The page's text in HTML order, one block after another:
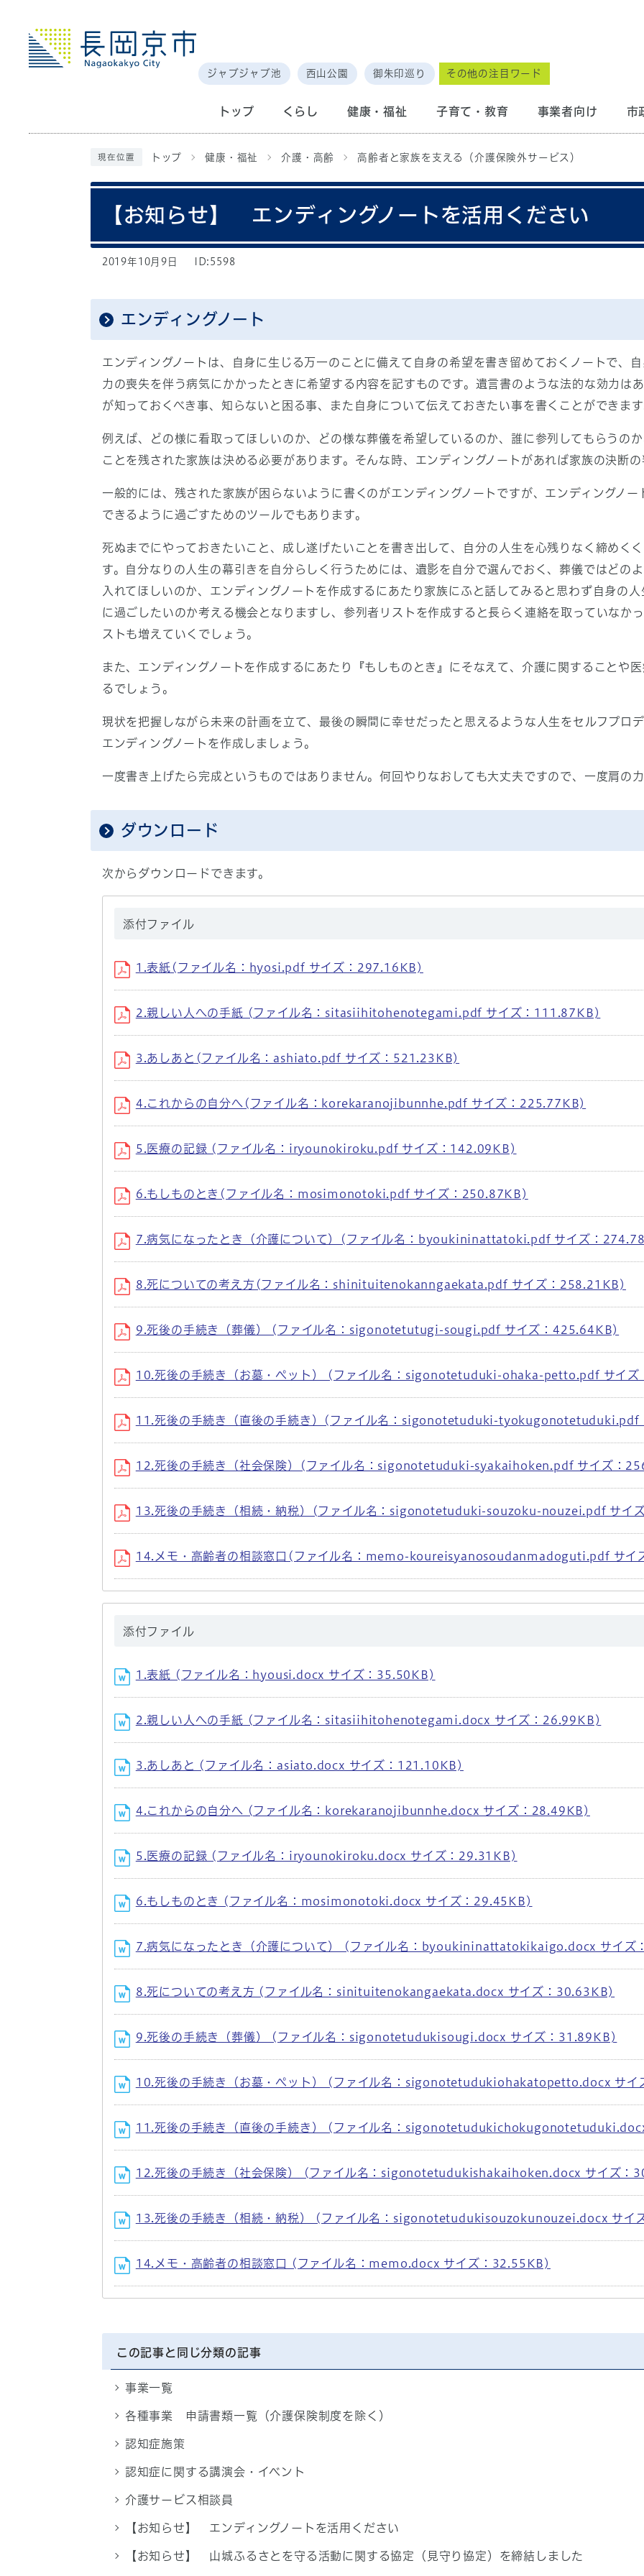
ジャブジャブ池 西山公園 御朱印巡り その他の注目ワード
トップ くらし 健康・福祉 子育て・教育 事業者向け 市
現在位置 トップ 健康・福祉 介護・高齢 高齢者と家族を支える（介護保険外サービス）
【お知らせ】 エンディングノートを活用ください
2019年10月9日 ID:5598
エンディングノート
エンディングノートは、自身に生じる万一のことに備えて自身の希望を書き留めておくノートで、
力の喪失を伴う病気にかかったときに希望する内容を記すものです。遺言書のような法的な効力は
が知っておくべき事、知らないと困る事、また自身について伝えておきたい事を書くことができま
例えば、どの様に看取ってほしいのか、どの様な葬儀を希望しているのか、誰に参列してもらうの
ことを残された家族は決める必要があります。そんな時、エンディングノートがあれば家族の決断
一般的には、残された家族が困らないように書くのがエンディングノートですが、エンディングノ
できるように過ごすためのツールでもあります。
死ぬまでにやっておきたいこと、成し遂げたいことを書き出して、自分の人生を心残りなく締めく
す。自分なりの人生の幕引きを自分らしく行うためには、遺影を自分で選んでおく、葬儀ではどの
入れてほしいのか、エンディングノートを作成するにあたり家族にふと話してみると思わず自身の
に過ごしたいのか考える機会となりますし、参列者リストを作成すると長らく連絡を取っていなか
ストも増えていくでしょう。
また、エンディングノートを作成するにあたり『もしものとき』にそなえて、介護に関することや
るでしょう。
現状を把握しながら未来の計画を立て、最後の瞬間に幸せだったと思えるような人生をセルフプロ
エンディングノートを作成しましょう。
一度書き上げたら完成というものではありません。何回やりなおしても大丈夫ですので、一度肩の
ダウンロード
次からダウンロードできます。
添付ファイル
1.表紙(ファイル名：hyosi.pdf サイズ：297.16KB)
2.親しい人への手紙 (ファイル名：sitasiihitohenotegami.pdf サイズ：111.87KB)
3.あしあと(ファイル名：ashiato.pdf サイズ：521.23KB)
4.これからの自分へ(ファイル名：korekaranojibunnhe.pdf サイズ：225.77KB)
5.医療の記録 (ファイル名：iryounokiroku.pdf サイズ：142.09KB)
6.もしものとき(ファイル名：mosimonotoki.pdf サイズ：250.87KB)
7.病気になったとき（介護について）(ファイル名：byoukininattatoki.pdf サイズ：
8.死についての考え方(ファイル名：shinituitenokanngaekata.pdf サイズ：258.21KB)
9.死後の手続き（葬儀） (ファイル名：sigonotetutugi-sougi.pdf サイズ：425.64KB)
10.死後の手続き（お墓・ペット） (ファイル名：sigonotetuduki-ohaka-petto.pdf サイ
11.死後の手続き（直後の手続き）(ファイル名：sigonotetuduki-tyokugonotetuduki.pdf
12.死後の手続き（社会保険）(ファイル名：sigonotetuduki-syakaihoken.pdf サイズ：
13.死後の手続き（相続・納税）(ファイル名：sigonotetuduki-souzoku-nouzei.pdf サイ
14.メモ・高齢者の相談窓口(ファイル名：memo-koureisyanosoudanmadoguti.pdf サ
添付ファイル
1.表紙 (ファイル名：hyousi.docx サイズ：35.50KB)
2.親しい人への手紙 (ファイル名：sitasiihitohenotegami.docx サイズ：26.99KB)
3.あしあと (ファイル名：asiato.docx サイズ：121.10KB)
4.これからの自分へ (ファイル名：korekaranojibunnhe.docx サイズ：28.49KB)
5.医療の記録 (ファイル名：iryounokiroku.docx サイズ：29.31KB)
6.もしものとき (ファイル名：mosimonotoki.docx サイズ：29.45KB)
7.病気になったとき（介護について） (ファイル名：byoukininattatokikaigo.docx サイズ
8.死についての考え方 (ファイル名：sinituitenokangaekata.docx サイズ：30.63KB)
9.死後の手続き（葬儀） (ファイル名：sigonotetudukisougi.docx サイズ：31.89KB)
10.死後の手続き（お墓・ペット） (ファイル名：sigonotetudukiohakatopetto.docx サ
11.死後の手続き（直後の手続き） (ファイル名：
12.死後の手続き（社会保険） (ファイル名：sigonotetudukishakaihoken.docx サイズ：
13.死後の手続き（相続・納税） (ファイル名：sigonotetudukisouzokunouzei.docx サイ
14.メモ・高齢者の相談窓口 (ファイル名：memo.docx サイズ：32.55KB)
この記事と同じ分類の記事
事業一覧
各種事業 申請書類一覧（介護保険制度を除く）
認知症施策
認知症に関する講演会・イベント
介護サービス相談員
【お知らせ】 エンディングノートを活用ください
【お知らせ】 山城ふるさとを守る活動に関する協定（見守り協定）を締結しました